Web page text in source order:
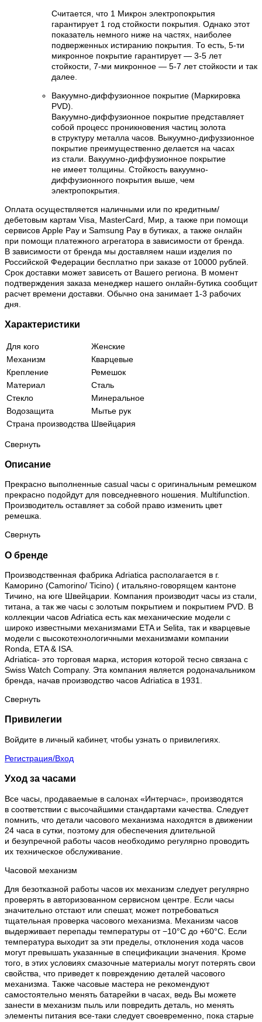
Считается, что 1 Микрон электропокрытия
гарантирует 1 год стойкости покрытия. Однако этот
показатель немного ниже на частях, наиболее
подверженных истиранию покрытия. То есть, 5-ти
микронное покрытие гарантирует — 3-5 лет
стойкости, 7-ми микронное — 5-7 лет стойкости и так
далее.
Вакуумно-диффузионное покрытие (Маркировка
PVD).
Вакуумно-диффузионное покрытие представляет
собой процесс проникновения частиц золота
в структуру металла часов. Выкуумно-дифуззионное
покрытие преимущественно делается на часах
из стали. Вакуумно-диффузионное покрытие
не имеет толщины. Стойкость вакуумно-
диффузионного покрытия выше, чем
электропокрытия.
Оплата осуществляется наличными или по кредитным/
дебетовым картам Visa, MasterCard, Мир, а также при помощи
сервисов Apple Pay и Samsung Pay в бутиках, а также онлайн
при помощи платежного агрегатора в зависимости от бренда.
В зависимости от бренда мы доставляем наши изделия по
Российской Федерации бесплатно при заказе от 10000 рублей.
Срок доставки может зависеть от Вашего региона. В момент
подтверждения заказа менеджер нашего онлайн-бутика сообщит
расчет времени доставки. Обычно она занимает 1-3 рабочих
дня.
Характеристики
Для кого
Женские
Механизм
Кварцевые
Крепление
Ремешок
Материал
Сталь
Стекло
Минеральное
Водозащита
Мытье рук
Страна производства Швейцария
Свернуть
Описание
Прекрасно выполненные casual часы с оригинальным ремешком
прекрасно подойдут для повседневного ношения. Multifunction.
Производитель оставляет за собой право изменить цвет
ремешка.
Свернуть
О бренде
Производственная фабрика Adriatica располагается в г.
Каморино (Camorino/ Ticino) ( итальяно-говорящем кантоне
Тичино, на юге Швейцарии. Компания производит часы из стали,
титана, а так же часы с золотым покрытием и покрытием PVD. В
коллекции часов Adriatica есть как механические модели с
широко известными механизмами ETA и Selita, так и кварцевые
модели с высокотехнологичными механизмами компании
Ronda, ETA & ISA.
Adriatica- это торговая марка, история которой тесно связана с
Swiss Watch Company. Эта компания является родоначальником
бренда, начав производство часов Adriatica в 1931.
Свернуть
Привилегии
Войдите в личный кабинет, чтобы узнать о привилегиях.
Регистрация/Вход
Уход за часами
Все часы, продаваемые в салонах «Интерчас», производятся
в соответствии с высочайшими стандартами качества. Следует
помнить, что детали часового механизма находятся в движении
24 часа в сутки, поэтому для обеспечения длительной
и безупречной работы часов необходимо регулярно проводить
их техническое обслуживание.
Часовой механизм
Для безотказной работы часов их механизм следует регулярно
проверять в авторизованном сервисном центре. Если часы
значительно отстают или спешат, может потребоваться
тщательная проверка часового механизма. Механизм часов
выдерживает перепады температуры от −10°C до +60°C. Если
температура выходит за эти пределы, отклонения хода часов
могут превышать указанные в спецификации значения. Кроме
того, в этих условиях смазочные материалы могут потерять свои
свойства, что приведет к повреждению деталей часового
механизма. Также часовые мастера не рекомендуют
самостоятельно менять батарейки в часах, ведь Вы можете
занести в механизм пыль или повредить деталь, но менять
элементы питания все-таки следует своевременно, пока старые